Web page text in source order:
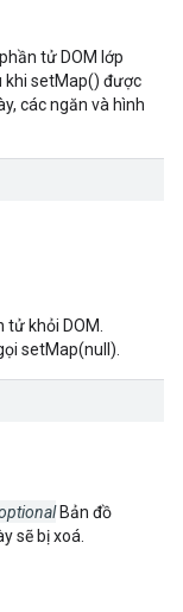
tử DOM lớp
khi setMap() được
các ngăn và hình
tử khỏi DOM.
setMap(null).
Bản đồ
sẽ bị xoá.